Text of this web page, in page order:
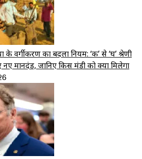
के वर्गीकरण का बदला नियम: ‘क’ से ‘घ’ श्रेणी
मानदंड, जानिए किस मंडी को क्या मिलेगा